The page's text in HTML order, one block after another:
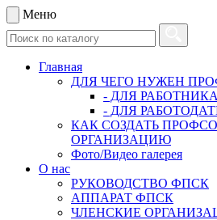
Меню
Главная
ДЛЯ ЧЕГО НУЖЕН
- ДЛЯ РАБОТНИКА
- ДЛЯ
КАК СОЗДАТЬ
ОРГАНИЗАЦИЮ
Фото/Видео галерея
О нас
РУКОВОДСТВО ФПСК
АППАРАТ ФПСК
ЧЛЕНСКИЕ